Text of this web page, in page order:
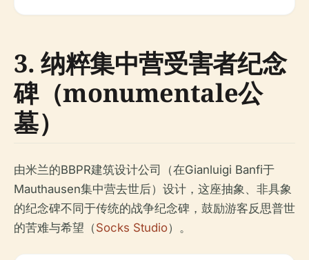
3. 纳粹集中营受害者纪念
碑（monumentale公
墓）
由米兰的BBPR建筑设计公司（在Gianluigi Banfi于
Mauthausen集中营去世后）设计，这座抽象、非具象
的纪念碑不同于传统的战争纪念碑，鼓励游客反思普世
的苦难与希望（Socks Studio）。